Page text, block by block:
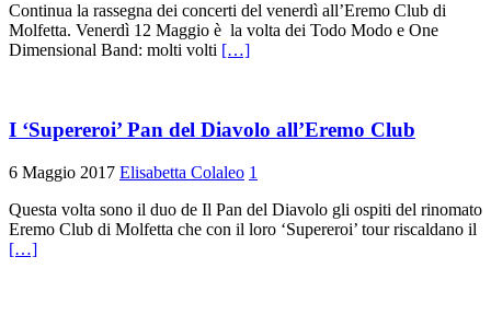
Continua la rassegna dei concerti del venerdì all’Eremo Club di
Molfetta. Venerdì 12 Maggio è la volta dei Todo Modo e One
Dimensional Band: molti volti […]
I ‘Supereroi’ Pan del Diavolo all’Eremo Club
6 Maggio 2017 Elisabetta Colaleo 1
Questa volta sono il duo de Il Pan del Diavolo gli ospiti del rinomato
Eremo Club di Molfetta che con il loro ‘Supereroi’ tour riscaldano il
[…]